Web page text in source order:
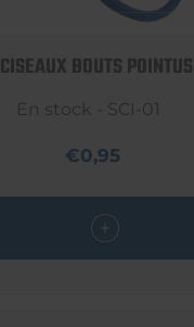
CISEAUX BOUTS POINTUS
En stock - SCI-01
€0,95